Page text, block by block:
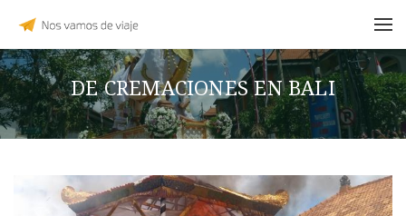
DE CREMACIONES EN BALI